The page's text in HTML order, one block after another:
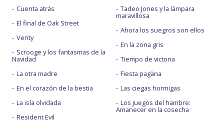
Cuenta atrás
El final de Oak Street
Verity
Scrooge y los fantasmas de la
Navidad
La otra madre
En el corazón de la bestia
La isla olvidada
Resident Evil
Tadeo Jones y la lámpara
maravillosa
Ahora los suegros son ellos
En la zona gris
Tiempo de victoria
Fiesta pagäna
Las ciegas hormigas
Los juegos del hambre:
Amanecer en la cosecha